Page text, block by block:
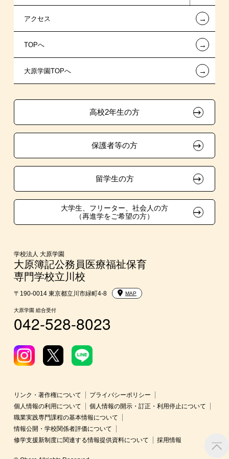
保育士・幼稚園教諭系
介護福祉系
東京経営大学 学士取得コース
提携教育ローン
新聞奨学生
保育士修学資金貸付制度
試験による特待生制度
資格・クラブ活動による特待生制度
指定校推薦入学
指定校自己推薦入学
特別推薦入学
生徒会活動推薦入学
在校生・卒業生紹介推薦入学
大学生・短期大学生特別入学
学費
東京経営大学への3年次編入学
短期大学との併修
入学前のお勧め学習システム
大学・短期大学・公務員併願制度
夢を叶えた先輩たち
施設・研修所
学生寮・マンションのご案内
大原学園グループ案内
お知らせ・新着情報
在校生へのお知らせ
各種証明書の発行ご希望の方
採用ご担当の方
アクセス ←
TOPへ ←
大原学園TOPへ ←
高校2年生の方
保護者等の方
留学生の方
大学生、フリーター、社会人の方
（再進学をご希望の方）
学校法人 大原学園
大原簿記公務員医療福祉保育
専門学校立川校
〒190-0014 東京都立川市緑町4-8 MAP
大原学園 総合受付
042-528-8023
リンク・著作権について
プライバシーポリシー
個人情報の利用について
個人情報の開示・訂正・利用停止について
職業実践専門課程の基本情報について
情報公開・学校関係者評価について
修学支援新制度に関連する情報提供資料について
採用情報